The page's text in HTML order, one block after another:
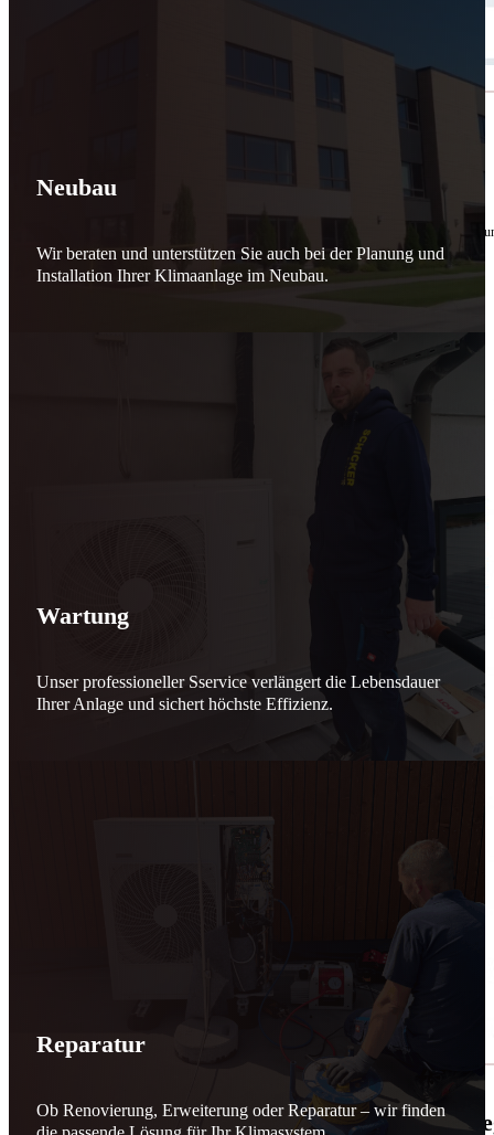
10. Februar 2026
für Sicherheit, Vertrauen
Effizient arbeiten. Ressourcen schonen. Zukunft sichern.
Nicht als Pflicht, sondern aus Überzeugung.
🌬️☀️ Mehr erneuerbare Energie für
Neubau
Wir beraten und unterstützen Sie auch bei der Planung und
Installation Ihrer Klimaanlage im Neubau.
Wartung
Unser professioneller Sservice verlängert die Lebensdauer
Ihrer Anlage und sichert höchste Effizienz.
Reparatur
Ob Renovierung, Erweiterung oder Reparatur – wir finden